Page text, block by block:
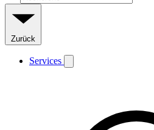
Zurück
Services